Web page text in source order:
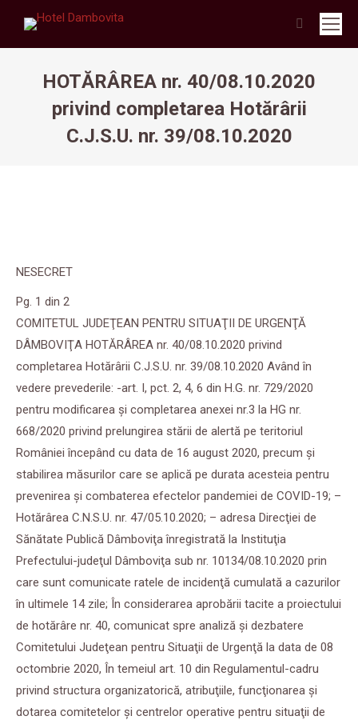
Search:
HOTĂRÂREA nr. 40/08.10.2020
privind completarea Hotărârii
C.J.S.U. nr. 39/08.10.2020
NESECRET
Pg. 1 din 2
COMITETUL JUDEŢEAN PENTRU SITUAŢII DE URGENŢĂ
DÂMBOVIŢA HOTĂRÂREA nr. 40/08.10.2020 privind
completarea Hotărârii C.J.S.U. nr. 39/08.10.2020 Având în
vedere prevederile: -art. I, pct. 2, 4, 6 din H.G. nr. 729/2020
pentru modificarea şi completarea anexei nr.3 la HG nr.
668/2020 privind prelungirea stării de alertă pe teritoriul
României începând cu data de 16 august 2020, precum şi
stabilirea măsurilor care se aplică pe durata acesteia pentru
prevenirea şi combaterea efectelor pandemiei de COVID-19; –
Hotărârea C.N.S.U. nr. 47/05.10.2020; – adresa Direcţiei de
Sănătate Publică Dâmboviţa înregistrată la Instituţia
Prefectului-judeţul Dâmboviţa sub nr. 10134/08.10.2020 prin
care sunt comunicate ratele de incidenţă cumulată a cazurilor
în ultimele 14 zile; În considerarea aprobării tacite a proiectului
de hotărâre nr. 40, comunicat spre analiză şi dezbatere
Comitetului Judeţean pentru Situaţii de Urgenţă la data de 08
octombrie 2020, În temeiul art. 10 din Regulamentul-cadru
privind structura organizatorică, atribuţiile, funcţionarea şi
dotarea comitetelor şi centrelor operative pentru situaţii de